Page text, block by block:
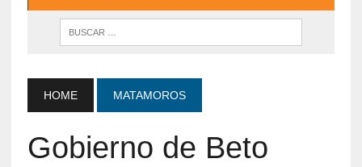
HOME MATAMOROS
Gobierno de Beto